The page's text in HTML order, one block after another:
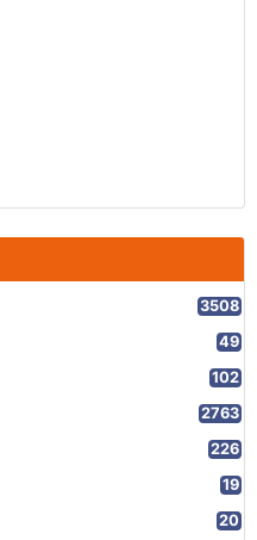
3508
49
102
2763
226
19
20